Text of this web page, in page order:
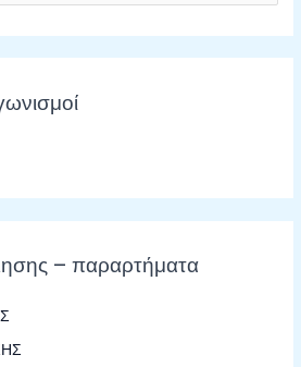
– παραρτήματα